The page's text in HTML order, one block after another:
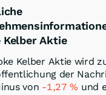
Kelber Aktie
Kelber Aktie wird
der
von -1,27% und